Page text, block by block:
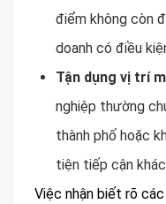
điểm không còn
doanh có điều
Tận dụng vị trí
nghiệp thường
thành phố hoặc
tiện tiếp cận
Việc nhận biết rõ